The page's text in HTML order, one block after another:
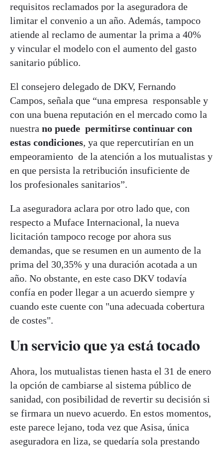
requisitos reclamados por la aseguradora de
limitar el convenio a un año. Además, tampoco
atiende al reclamo de aumentar la prima a 40%
y vincular el modelo con el aumento del gasto
sanitario público.
El consejero delegado de DKV, Fernando
Campos, señala que “una empresa responsable y
con una buena reputación en el mercado como la
nuestra no puede permitirse continuar con
estas condiciones, ya que repercutirían en un
empeoramiento de la atención a los mutualistas y
en que persista la retribución insuficiente de
los profesionales sanitarios”.
La aseguradora aclara por otro lado que, con
respecto a Muface Internacional, la nueva
licitación tampoco recoge por ahora sus
demandas, que se resumen en un aumento de la
prima del 30,35% y una duración acotada a un
año. No obstante, en este caso DKV todavía
confía en poder llegar a un acuerdo siempre y
cuando este cuente con "una adecuada cobertura
de costes".
Un servicio que ya está tocado
Ahora, los mutualistas tienen hasta el 31 de enero
la opción de cambiarse al sistema público de
sanidad, con posibilidad de revertir su decisión si
se firmara un nuevo acuerdo. En estos momentos,
este parece lejano, toda vez que Asisa, única
aseguradora en liza, se quedaría sola prestando